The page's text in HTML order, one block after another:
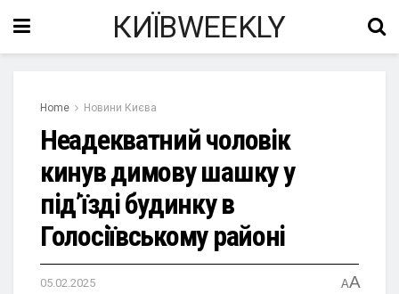
КИЇВWEEKLY
Home Новини Києва
Неадекватний чоловік
кинув димову шашку у
під’їзді будинку в
Голосіївському районі
05.02.2025 AA